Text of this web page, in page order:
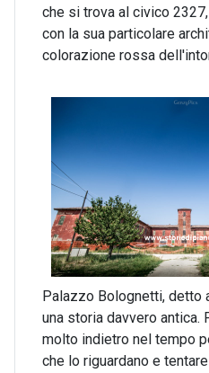
che si trova al civico
con la sua particolare
colorazione rossa
Palazzo Bolognetti, detto
una storia davvero antica.
molto indietro nel tempo
che lo riguardano e